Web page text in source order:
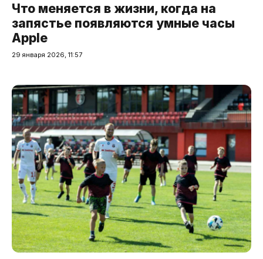
Что меняется в жизни, когда на
запястье появляются умные часы
Apple
29 января 2026, 11:57